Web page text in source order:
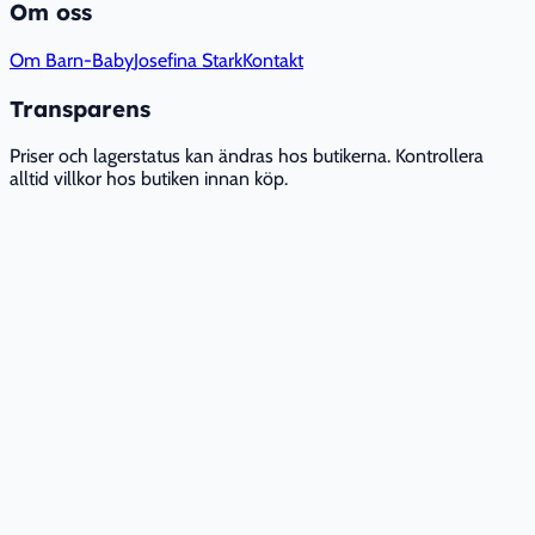
Om oss
Om Barn-BabyJosefina StarkKontakt
Transparens
Priser och lagerstatus kan ändras hos butikerna. Kontrollera
alltid villkor hos butiken innan köp.